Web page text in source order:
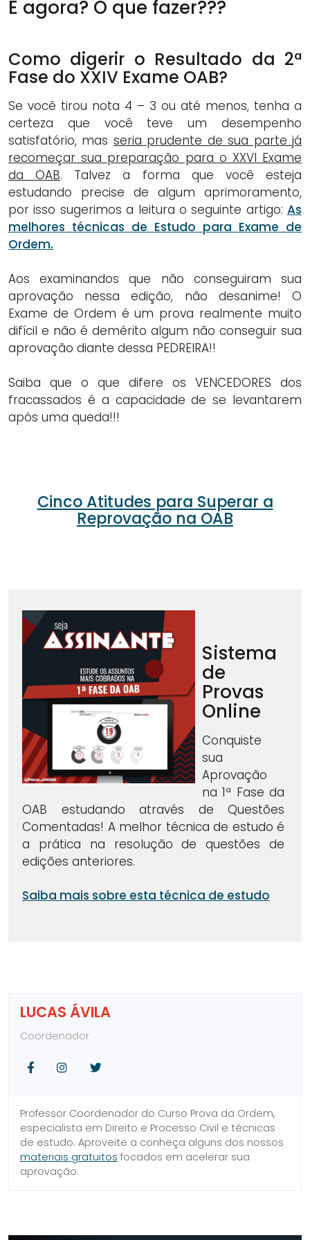
E agora? O que fazer???
Como digerir o Resultado da 2ª
Fase do XXIV Exame OAB?
Se você tirou nota 4 – 3 ou até menos, tenha a
certeza que você teve um desempenho
satisfatório, mas seria prudente de sua parte já
recomeçar sua preparação para o XXVI Exame
da OAB. Talvez a forma que você esteja
estudando precise de algum aprimoramento,
por isso sugerimos a leitura o seguinte artigo: As
melhores técnicas de Estudo para Exame de
Ordem.
Aos examinandos que não conseguiram sua
aprovação nessa edição, não desanime! O
Exame de Ordem é um prova realmente muito
difícil e não é demérito algum não conseguir sua
aprovação diante dessa PEDREIRA!!
Saiba que o que difere os VENCEDORES dos
fracassados é a capacidade de se levantarem
após uma queda!!!
Cinco Atitudes para Superar a
Reprovação na OAB
Sistema
de
Provas
Online
Conquiste
sua
Aprovação
na 1ª Fase da
OAB estudando através de Questões
Comentadas! A melhor técnica de estudo é
a prática na resolução de questões de
edições anteriores.
Saiba mais sobre esta técnica de estudo
LUCAS ÁVILA
Coordenador
FacebookInstagram
Twitter
Professor Coordenador do Curso Prova da Ordem,
especialista em Direito e Processo Civil e técnicas
de estudo. Aproveite a conheça alguns dos nossos
materiais gratuitos focados em acelerar sua
aprovação.